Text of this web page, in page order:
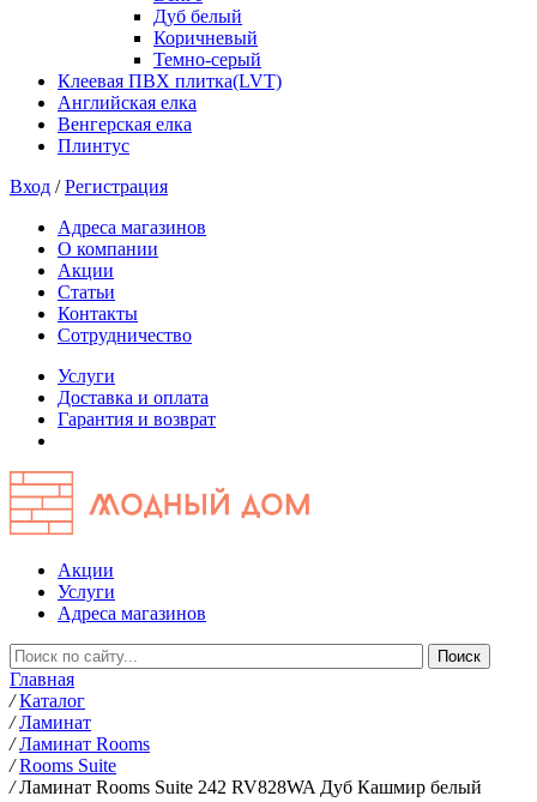
Дуб белый
Коричневый
Темно-серый
Клеевая ПВХ плитка(LVT)
Английская елка
Венгерская елка
Плинтус
Вход /Регистрация
Адреса магазинов
О компании
Акции
Статьи
Контакты
Сотрудничество
Услуги
Доставка и оплата
Гарантия и возврат
Акции
Услуги
Адреса магазинов
Главная
/ Каталог
/ Ламинат
/ Ламинат Rooms
/ Rooms Suite
/ Ламинат Rooms Suite 242 RV828WA Дуб Кашмир белый